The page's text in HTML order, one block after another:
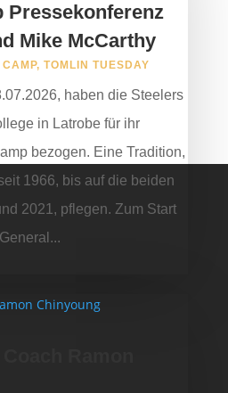
Pressekonferenz
Mike McCarthy
CAMP, TOMLIN TUESDAY
haben die Steelers
in Latrobe für ihr
bezogen. Eine Tradition,
1966, bis auf die beiden
2021, pflegen. Zum Start